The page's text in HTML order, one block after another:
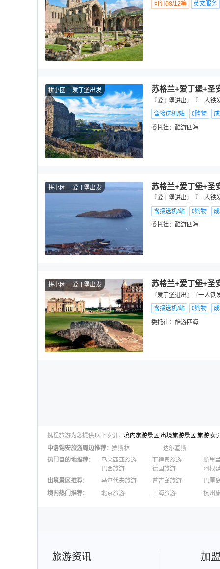
可订08/12等 英文服务
拼小团 爱丁堡出发 苏格兰+爱丁堡+圣
『爱丁堡进出』『一人
含接送机/站
0购物
委托社： 酷游四海
拼小团 爱丁堡出发 苏格兰+爱丁堡+圣
『爱丁堡进出』『一人
含接送机/站
0购物
委托社： 酷游四海
拼小团 爱丁堡出发 苏格兰+爱丁堡+圣
『爱丁堡进出』『一人
含接送机/站
0购物
委托社： 酷游四海
携程旅游为您提供以下索引： 境内旅游景区 出境旅游景区 旅游索
中洛锡安旅游周边推荐： 罗斯林
达尔基斯
热门目的地推荐： 马来西亚旅游 菲律宾旅游
斯里
巴西旅游
德国旅游
阿根
出境景区推荐： 马尔代夫旅游 普吉岛旅游
巴厘
澳大利亚旅游
毛里求斯旅游
苏梅
境内热门推荐： 北京旅游 上海旅游
杭州
旅游资讯 加